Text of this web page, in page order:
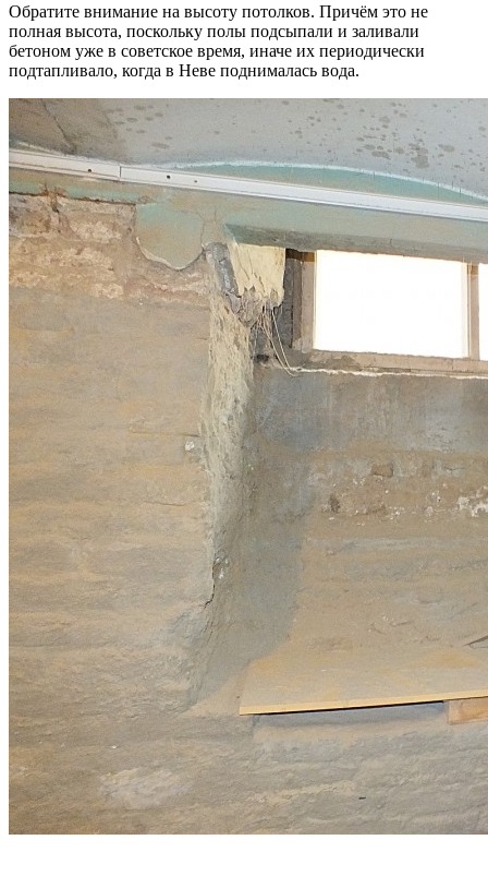
Обратите внимание на высоту потолков. Причём это не
полная высота, поскольку полы подсыпали и заливали
бетоном уже в советское время, иначе их периодически
подтапливало, когда в Неве поднималась вода.